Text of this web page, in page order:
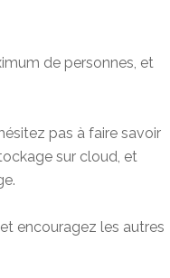
de personnes, et
pas à faire savoir
sur cloud, et
encouragez les autres